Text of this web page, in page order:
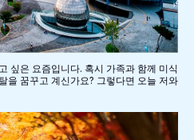
싶은 요즘입니다. 혹시 가족과 함께 미식
을 꿈꾸고 계신가요? 그렇다면 오늘 저와